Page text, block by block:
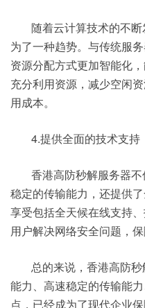
随着云计算技术的不
为了一种趋势。与传统服
资源分配方式更加智能化
充分利用资源，减少空闲
用成本。
4.提供全面的技术支持
香港高防秒解服务器
稳定的传输能力，还提供
享受包括全天候在线支持
用户解决网络安全问题，保
总的来说，香港高防
能力、高速稳定的传输能
点，已经成为了现代企业